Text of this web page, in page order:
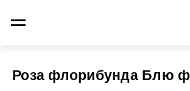
Роза флорибунда Блю